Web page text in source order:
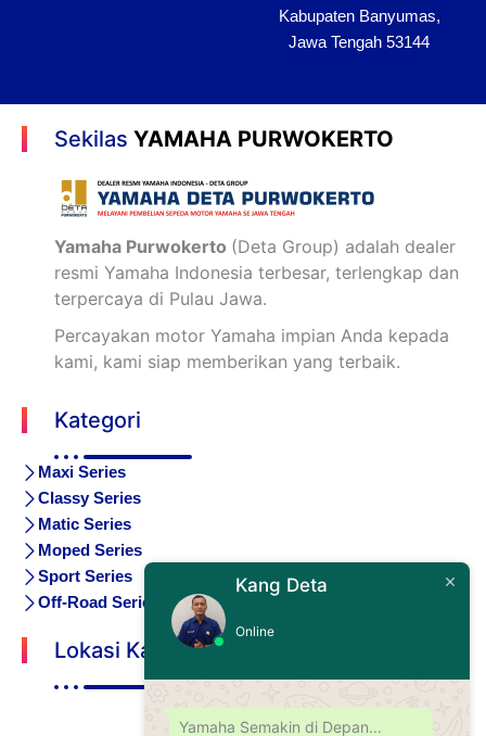
Kabupaten Banyumas,
Jawa Tengah 53144
Sekilas YAMAHA PURWOKERTO
Yamaha Purwokerto (Deta Group) adalah dealer
resmi Yamaha Indonesia terbesar, terlengkap dan
terpercaya di Pulau Jawa.
Percayakan motor Yamaha impian Anda kepada
kami, kami siap memberikan yang terbaik.
Kategori
Maxi Series
Classy Series
Matic Series
Moped Series
Sport Series
Off-Road Series
Lokasi Kami
Kang Deta
Online
Yamaha Semakin di Depan...